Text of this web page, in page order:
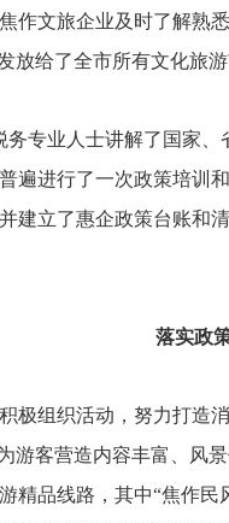
作文旅企业及时了解熟
放给了全市所有文化旅
业人士讲解了国家、
遍进行了一次政策培训
建立了惠企政策台账和
落实政
组织活动，努力打造
游客营造内容丰富、风
精品线路，其中“焦作